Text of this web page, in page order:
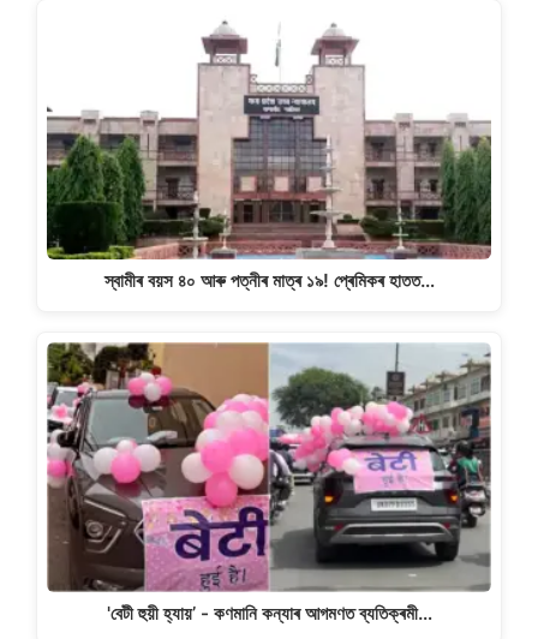
স্বামীৰ বয়স ৪০ আৰু পত্নীৰ মাত্ৰ ১৯! প্ৰেমিকৰ হাতত…
'বেটী হুয়ী হ্যায়’ - কণমানি কন্যাৰ আগমণত ব্যতিক্ৰমী…